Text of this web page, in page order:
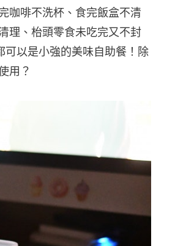
咖啡不洗杯、食完飯盒不清
理、枱頭零食未吃完又不封
以是小強的美味自助餐！除
用？